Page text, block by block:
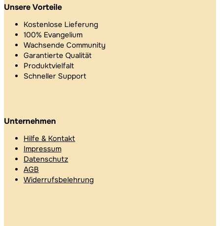
Unsere Vorteile
Kostenlose Lieferung
100% Evangelium
Wachsende Community
Garantierte Qualität
Produktvielfalt
Schneller Support
Unternehmen
Hilfe & Kontakt
Impressum
Datenschutz
AGB
Widerrufsbelehrung